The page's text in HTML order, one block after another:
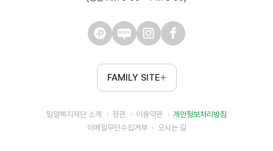
FAMILY SITE
밀알복지재단 소개 정관 이용약관
개인정보처리방침
이메일무단수집거부
오시는 길